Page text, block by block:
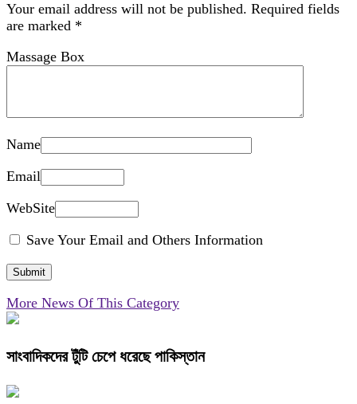
Your email address will not be published. Required fields
are marked *
Massage Box
Name
Email
WebSite
Save Your Email and Others Information
More News Of This Category
সাংবাদিকদের টুঁটি চেপে ধরেছে পাকিস্তান